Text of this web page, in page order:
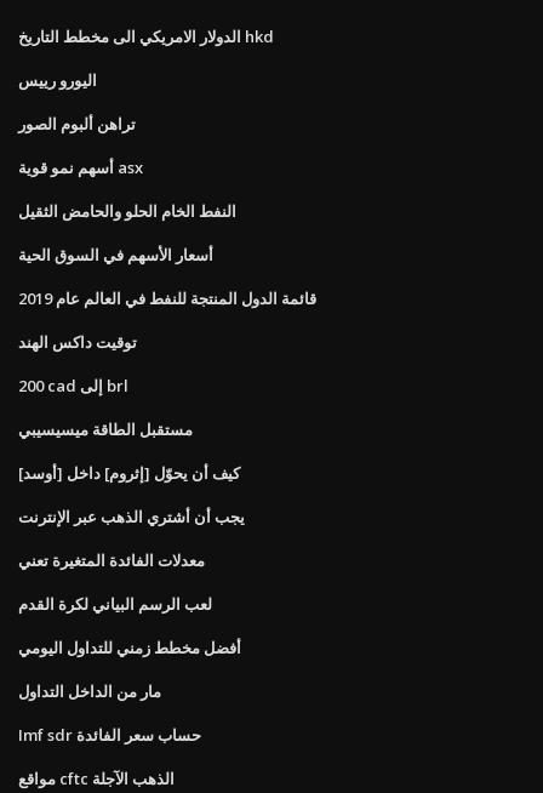
الدولار الامريكي الى مخطط التاريخ hkd
اليورو رييس
تراهن ألبوم الصور
أسهم نمو قوية asx
النفط الخام الحلو والحامض الثقيل
أسعار الأسهم في السوق الحية
قائمة الدول المنتجة للنفط في العالم عام 2019
توقيت داكس الهند
200 cad إلى brl
مستقبل الطاقة ميسيسيبي
كيف أن يحوّل [إثروم] داخل [أوسد]
يجب أن أشتري الذهب عبر الإنترنت
معدلات الفائدة المتغيرة تعني
لعب الرسم البياني لكرة القدم
أفضل مخطط زمني للتداول اليومي
مار من الداخل التداول
Imf sdr حساب سعر الفائدة
مواقع cftc الذهب الآجلة